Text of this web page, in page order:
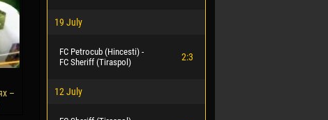
–
19 July
FC Petrocub (Hincesti) -
FC Sheriff (Tiraspol)
2:3
12 July